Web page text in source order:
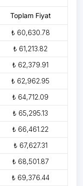
Toplam Fiyat
₺ 60,630.78
₺ 61,213.82
₺ 62,379.91
₺ 62,962.95
₺ 64,712.09
₺ 65,295.13
₺ 66,461.22
₺ 67,627.31
₺ 68,501.87
₺ 69,376.44